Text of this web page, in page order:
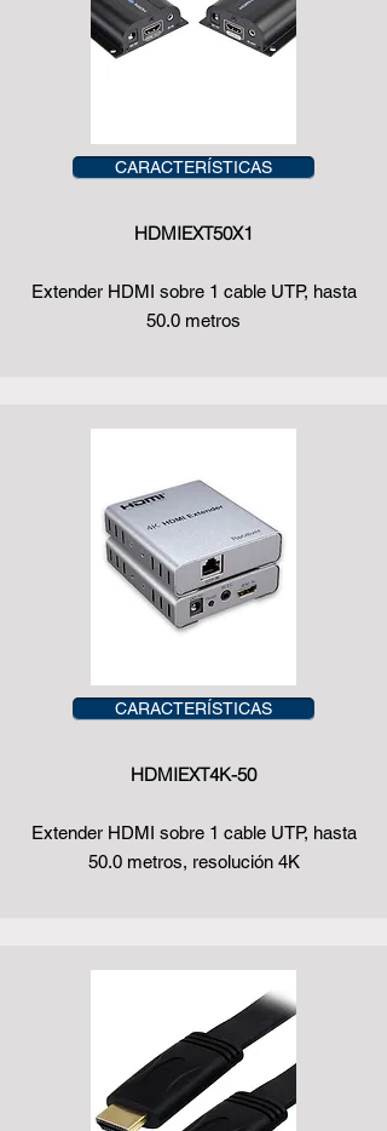
CARACTERÍSTICAS
HDMIEXT50X1
Extender HDMI sobre 1 cable UTP, hasta
50.0 metros
CARACTERÍSTICAS
HDMIEXT4K-50
Extender HDMI sobre 1 cable UTP, hasta
50.0 metros, resolución 4K